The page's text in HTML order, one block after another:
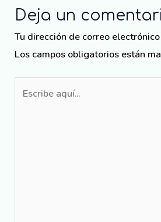
Deja un
Tu dirección de correo
Los campos obligatorios están